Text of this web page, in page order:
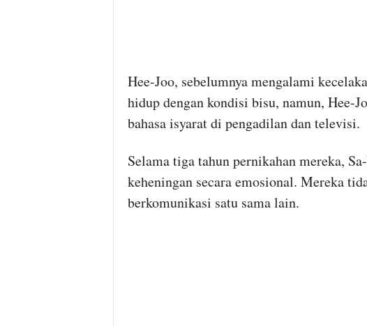
Hee-Joo, sebelumnya mengalami
hidup dengan kondisi bisu, namun, Hee-
bahasa isyarat di pengadilan dan televisi.
Selama tiga tahun pernikahan mereka,
keheningan secara emosional. Mereka
berkomunikasi satu sama lain.